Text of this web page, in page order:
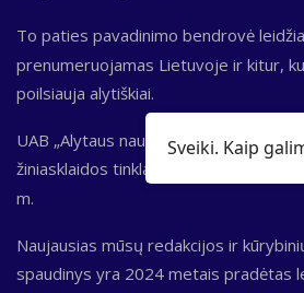
To paties pavadinimo bendrovė
prenumeruojamas Lietuvoje ir kitur,
poilsiauja alytiškiai.
UAB „Alytaus naujienos“ yra ir
žiniasklaidos tinklapių
m.
Naujausias mūsų redakcijos ir
spaudinys yra 2024 metais pradėtas
Sveiki. Kaip